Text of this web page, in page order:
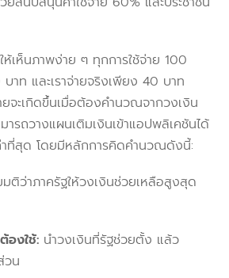
ห้เห็นภาพง่าย ๆ ทุกการใช้จ่าย 100
าท และเราจ่ายจริงเพียง 40 บาท
จะเกิดขึ้นเมื่อต้องคำนวณจากวงเงิน
ารถวางแผนเติมเงินเข้าแอปพลิเคชันได้
ที่สุด โดยมีหลักการคิดคำนวณดังนี้:
ติว่าภาครัฐให้วงเงินช่วยเหลือสูงสุด
องใช้: นำวงเงินที่รัฐช่วยตั้ง แล้ว
น